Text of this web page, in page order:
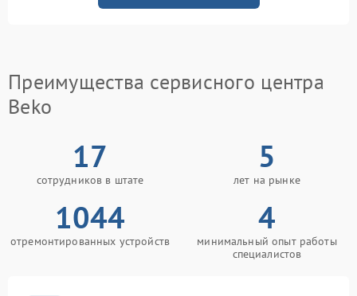
Преимущества сервисного центра
Beko
17
сотрудников в штате
5
лет на рынке
1044
отремонтированных устройств
4
минимальный опыт работы
специалистов